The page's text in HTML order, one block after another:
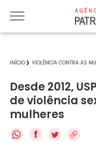
INÍCIO VIOLÊNCIA CONTRA AS
Desde 2012,
de violência
mulheres
f